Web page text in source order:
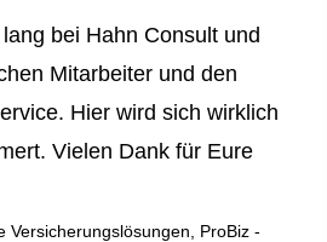
bei Hahn Consult und
Mitarbeiter und den
Hier wird sich wirklich
Vielen Dank für Eure
Versicherungslösungen, ProBiz -